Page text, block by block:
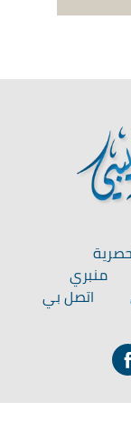
منبري
اتصل بي